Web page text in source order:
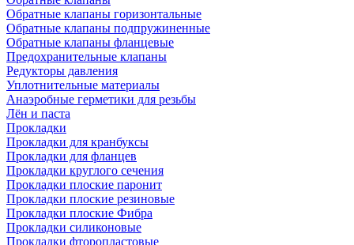
Обратные клапаны горизонтальные
Обратные клапаны подпружиненные
Обратные клапаны фланцевые
Предохранительные клапаны
Редукторы давления
Уплотнительные материалы
Анаэробные герметики для резьбы
Лён и паста
Прокладки
Прокладки для кранбуксы
Прокладки для фланцев
Прокладки круглого сечения
Прокладки плоские паронит
Прокладки плоские резиновые
Прокладки плоские Фибра
Прокладки силиконовые
Прокладки фторопластовые